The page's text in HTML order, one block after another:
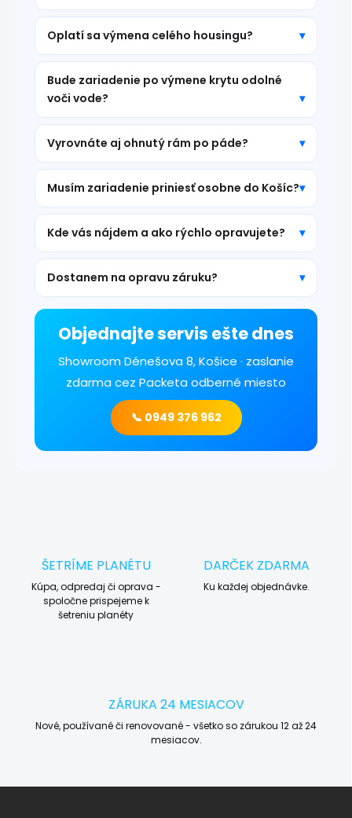
Oplatí sa výmena celého housingu?
Bude zariadenie po výmene krytu odolné
voči vode?
Vyrovnáte aj ohnutý rám po páde?
Musím zariadenie priniesť osobne do Košíc?
Kde vás nájdem a ako rýchlo opravujete?
Dostanem na opravu záruku?
Objednajte servis ešte dnes
Showroom Dénešova 8, Košice · zaslanie
zdarma cez Packeta odberné miesto
📞 0949 376 962
ŠETRÍME PLANÉTU
Kúpa, odpredaj či oprava -
spoločne prispejeme k
šetreniu planéty
DARČEK ZDARMA
Ku každej objednávke.
ZÁRUKA 24 MESIACOV
Nové, používané či renovované - všetko so zárukou 12 až 24
mesiacov.